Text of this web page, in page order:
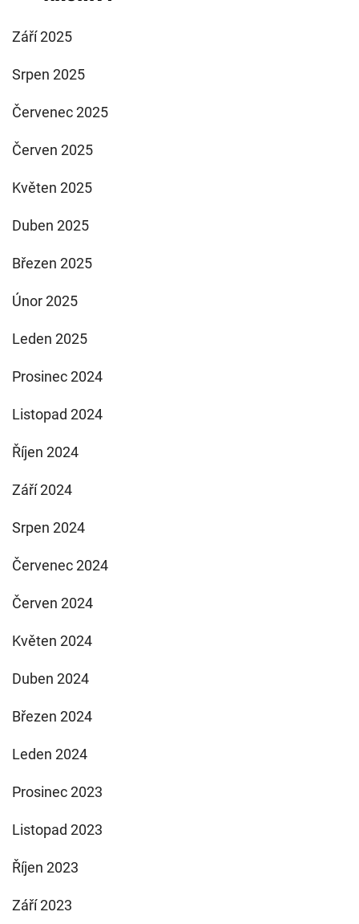
Září 2025
Srpen 2025
Červenec 2025
Červen 2025
Květen 2025
Duben 2025
Březen 2025
Únor 2025
Leden 2025
Prosinec 2024
Listopad 2024
Říjen 2024
Září 2024
Srpen 2024
Červenec 2024
Červen 2024
Květen 2024
Duben 2024
Březen 2024
Leden 2024
Prosinec 2023
Listopad 2023
Říjen 2023
Září 2023